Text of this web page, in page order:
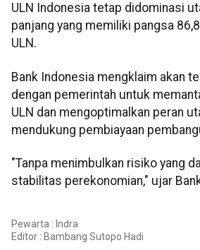
ULN Indonesia tetap didominasi
panjang yang memiliki pangsa
ULN.
Bank Indonesia mengklaim akan
dengan pemerintah untuk
ULN dan mengoptimalkan peran
mendukung pembiayaan
"Tanpa menimbulkan risiko yang
stabilitas perekonomian," ujar
Pewarta : Indra
Editor : Bambang Sutopo Hadi